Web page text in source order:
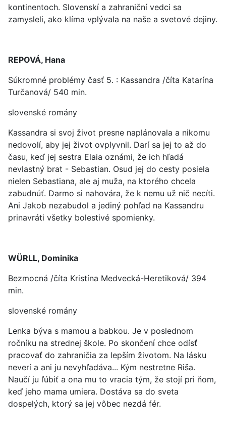
kontinentoch. Slovenskí a zahraniční vedci sa
zamysleli, ako klíma vplývala na naše a svetové dejiny.
REPOVÁ, Hana
Súkromné problémy časť 5. : Kassandra /číta Katarína
Turčanová/ 540 min.
slovenské romány
Kassandra si svoj život presne naplánovala a nikomu
nedovolí, aby jej život ovplyvnil. Darí sa jej to až do
času, keď jej sestra Elaia oznámi, že ich hľadá
nevlastný brat - Sebastian. Osud jej do cesty posiela
nielen Sebastiana, ale aj muža, na ktorého chcela
zabudnúť. Darmo si nahovára, že k nemu už nič necíti.
Ani Jakob nezabudol a jediný pohľad na Kassandru
prinavráti všetky bolestivé spomienky.
WÜRLL, Dominika
Bezmocná /číta Kristína Medvecká-Heretiková/ 394
min.
slovenské romány
Lenka býva s mamou a babkou. Je v poslednom
ročníku na strednej škole. Po skončení chce odísť
pracovať do zahraničia za lepším životom. Na lásku
neverí a ani ju nevyhľadáva... Kým nestretne Riša.
Naučí ju ľúbiť a ona mu to vracia tým, že stojí pri ňom,
keď jeho mama umiera. Dostáva sa do sveta
dospelých, ktorý sa jej vôbec nezdá fér.